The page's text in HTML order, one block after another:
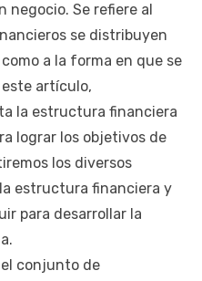
negocio. Se refiere al
se distribuyen
a la forma en que se
artículo,
la estructura financiera
lograr los objetivos de
los diversos
estructura financiera y
para desarrollar la
conjunto de